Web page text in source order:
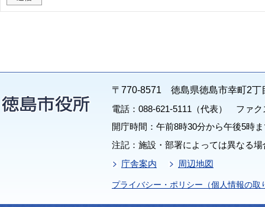
〒770-8571 徳島県徳島市幸町2丁
電話：088-621-5111（代表） ファク
開庁時間：午前8時30分から午後5時
注記：施設・部署によっては異なる
庁舎案内
周辺地図
プライバシー・ポリシー（個人情報の取